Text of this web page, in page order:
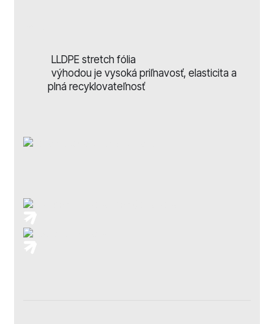
LLDPE stretch fólia
výhodou je vysoká priľnavosť, elasticita a
plná recyklovateľnosť